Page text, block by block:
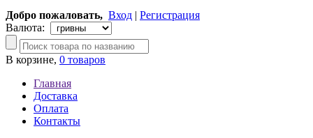
Добро пожаловать, Вход | Регистрация
Валюта:
В корзине, 0 товаров
Главная
Доставка
Оплата
Контакты